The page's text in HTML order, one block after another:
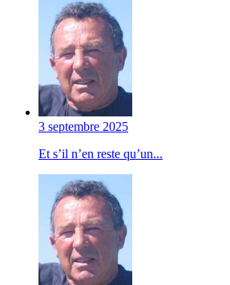
3 septembre 2025
Et s’il n’en reste qu’un...